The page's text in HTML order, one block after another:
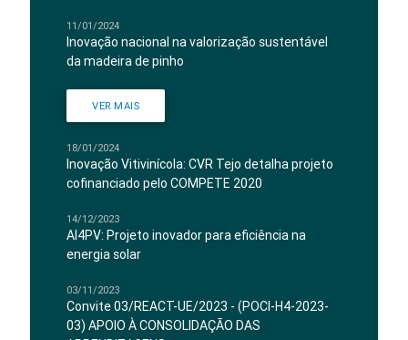
11/01/2024
Inovação nacional na valorização sustentável
da madeira de pinho
VER MAIS
18/01/2024
Inovação Vitivinícola: CVR Tejo detalha projeto
cofinanciado pelo COMPETE 2020
14/12/2023
AI4PV: Projeto inovador para eficiência na
energia solar
03/11/2023
Convite 03/REACT-UE/2023 - (POCI-H4-2023-
03) APOIO À CONSOLIDAÇÃO DAS